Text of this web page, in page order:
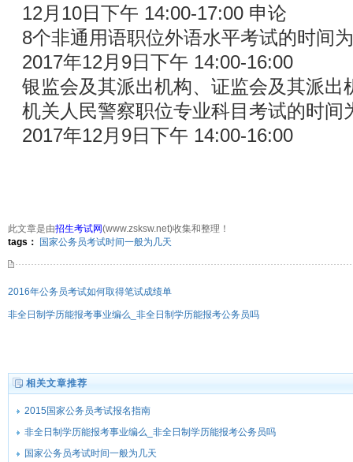
12月10日下午 14:00-17:00 申论
8个非通用语职位外语水平考试的时间
2017年12月9日下午 14:00-16:00
银监会及其派出机构、证监会及其派出
机关人民警察职位专业科目考试的时间
2017年12月9日下午 14:00-16:00
此文章是由招生考试网(www.zsksw.net)收集和整理！
tags：
国家公务员考试时间一般为几天
2016年公务员考试如何取得笔试成绩单
非全日制学历能报考事业编么_非全日制学历能报考公务员吗
相关文章推荐
2015国家公务员考试报名指南
非全日制学历能报考事业编么_非全日制学历能报考公务员吗
国家公务员考试时间一般为几天